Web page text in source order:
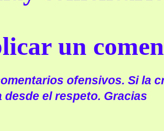
un
ofensivos. Si la
desde el respeto. Gracias